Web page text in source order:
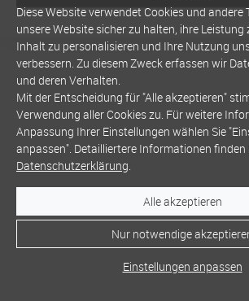
Diese Website verwendet Cookies und andere
unsere Website sicher zu halten, ihre Leistung
Inhalt zu personalisieren und Ihre Nutzung
verbessern. Zu diesem Zweck erfassen wir
und deren Verhalten.
Mit der Entscheidung für "Alle akzeptieren"
Verwendung aller Cookies zu. Für weitere
Anpassung Ihrer Einstellungen wählen Sie
anpassen". Detailliertere Informationen finden
Datenschutzerklärung.
Alle akzeptieren
Nur notwendige
Einstellungen anpassen